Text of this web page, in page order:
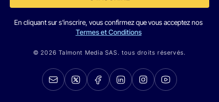
En cliquant sur s'inscrire, vous confirmez que vous acceptez nos
Termes et Conditions
© 2026 Talmont Media SAS. tous droits réservés.